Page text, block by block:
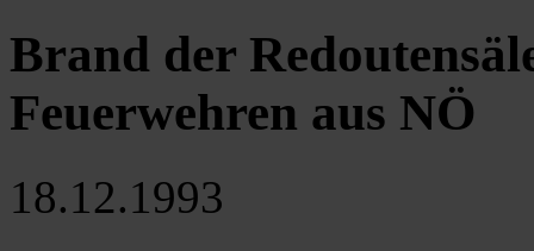
Brand der
Feuerwehren aus NÖ
18.12.1993